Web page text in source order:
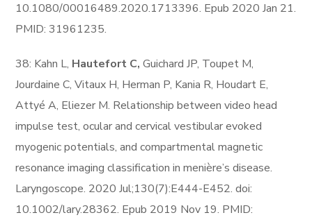
10.1080/00016489.2020.1713396. Epub 2020 Jan 21.
PMID: 31961235.
38: Kahn L, Hautefort C, Guichard JP, Toupet M,
Jourdaine C, Vitaux H, Herman P, Kania R, Houdart E,
Attyé A, Eliezer M. Relationship between video head
impulse test, ocular and cervical vestibular evoked
myogenic potentials, and compartmental magnetic
resonance imaging classification in menière’s disease.
Laryngoscope. 2020 Jul;130(7):E444-E452. doi:
10.1002/lary.28362. Epub 2019 Nov 19. PMID: